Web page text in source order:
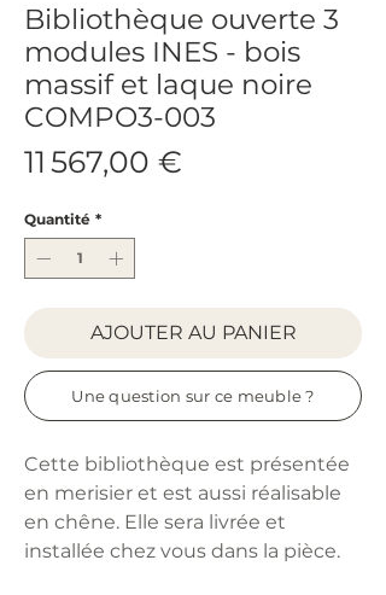
Bibliothèque ouverte 3
modules INES - bois
massif et laque noire
COMPO3-003
11 567,00 €
Quantité *
AJOUTER AU PANIER
Une question sur ce meuble ?
Cette bibliothèque est présentée
en merisier et est aussi réalisable
en chêne. Elle sera livrée et
installée chez vous dans la pièce.